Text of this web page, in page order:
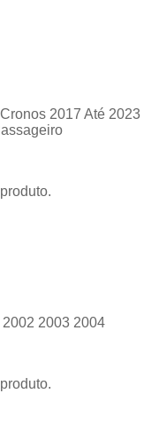
2017 Até 2023
2003 2004